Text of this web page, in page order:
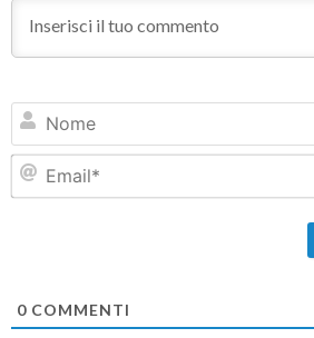
0 COMMENTI